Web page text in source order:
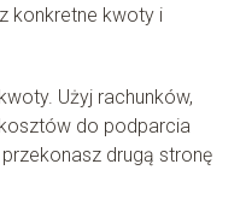
konkretne kwoty i
Użyj rachunków,
do podparcia
drugą stronę